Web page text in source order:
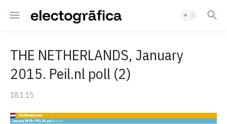
THE NETHERLANDS, January
2015. Peil.nl poll (2)
18.1.15